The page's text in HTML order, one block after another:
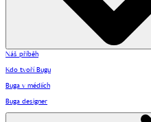
Náš příběh
Kdo tvoří Bugu
Buga v médiích
Buga designer